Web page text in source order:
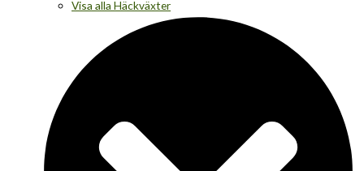
Visa alla Häckväxter